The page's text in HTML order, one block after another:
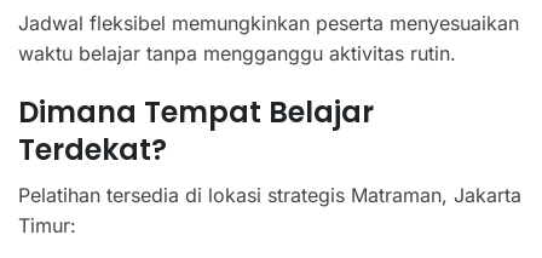
Jadwal fleksibel memungkinkan peserta menyesuaikan
waktu belajar tanpa mengganggu aktivitas rutin.
Dimana Tempat Belajar
Terdekat?
Pelatihan tersedia di lokasi strategis Matraman, Jakarta
Timur: